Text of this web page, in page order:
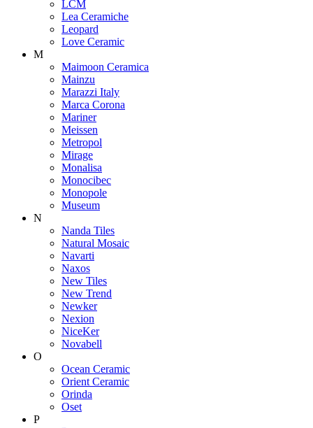
LCM
Lea Ceramiche
Leopard
Love Ceramic
M
Maimoon Ceramica
Mainzu
Marazzi Italy
Marca Corona
Mariner
Meissen
Metropol
Mirage
Monalisa
Monocibec
Monopole
Museum
N
Nanda Tiles
Natural Mosaic
Navarti
Naxos
New Tiles
New Trend
Newker
Nexion
NiceKer
Novabell
O
Ocean Ceramic
Orient Ceramic
Orinda
Oset
P